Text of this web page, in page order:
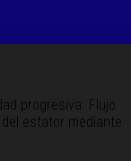
progresiva. Flujo
estator mediante